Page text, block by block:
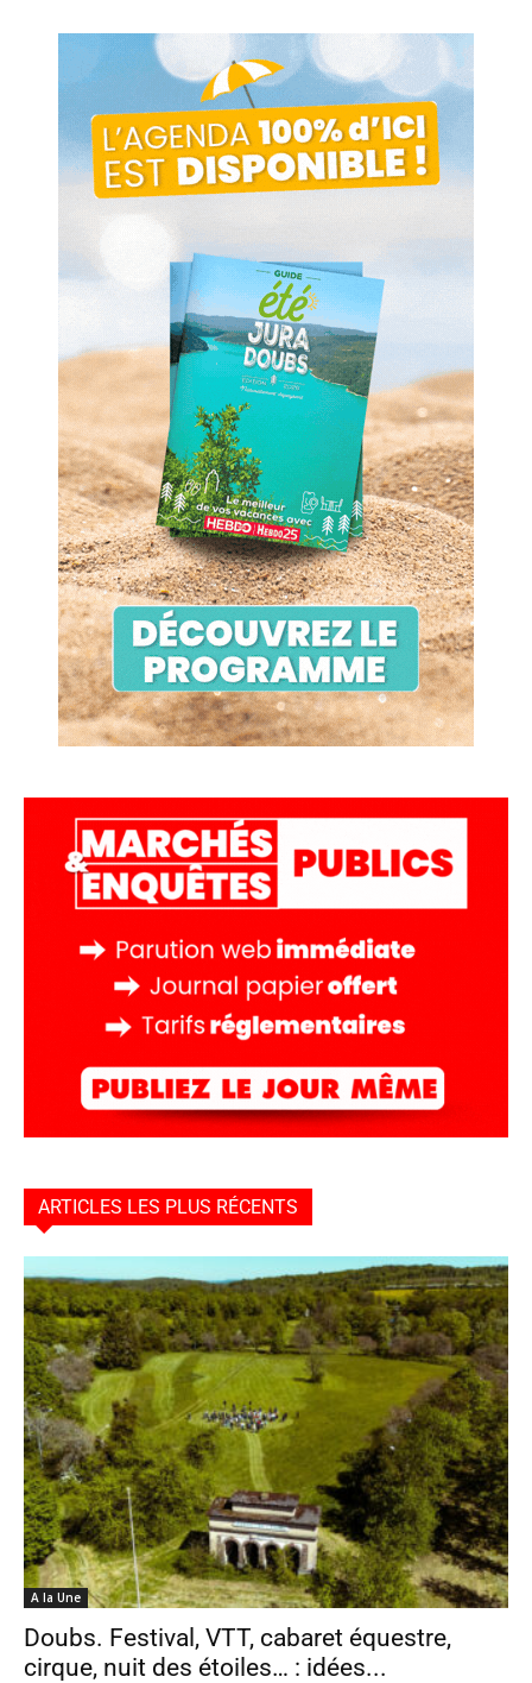
ARTICLES LES PLUS RÉCENTS
A la Une
Doubs. Festival, VTT, cabaret équestre,
cirque, nuit des étoiles… : idées...